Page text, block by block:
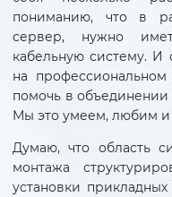
пониманию, что в
сервер, нужно
кабельную систему. И
на
помочь в
Мы это умеем, любим и
Думаю, что область
монтажа
установки